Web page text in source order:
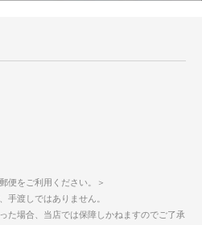
便をご利用ください。＞
手渡しではありません。
た場合、当店では保障しかねますのでご了承